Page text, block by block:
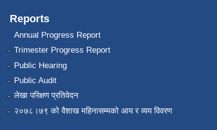
Reports
Annual Progress Report
Trimester Progress Report
Public Hearing
Public Audit
लेखा परिक्षण प्रतिवेदन
२०७८।७९ को वैशाख महिनासम्मको आय र व्यय विवरण